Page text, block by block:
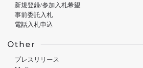
新規登録/参加入札希望
事前委託入札
電話入札申込
Other
プレスリリース